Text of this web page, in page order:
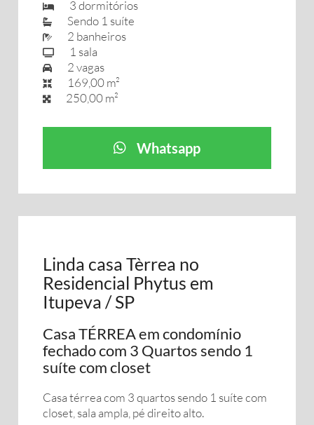
3 dormitórios
Sendo 1 suíte
2 banheiros
1 sala
2 vagas
169,00 m²
250,00 m²
Whatsapp
Linda casa Tèrrea no
Residencial Phytus em
Itupeva / SP
Casa TÉRREA em condomínio
fechado com 3 Quartos sendo 1
suíte com closet
Casa térrea com 3 quartos sendo 1 suíte com
closet, sala ampla, pé direito alto.